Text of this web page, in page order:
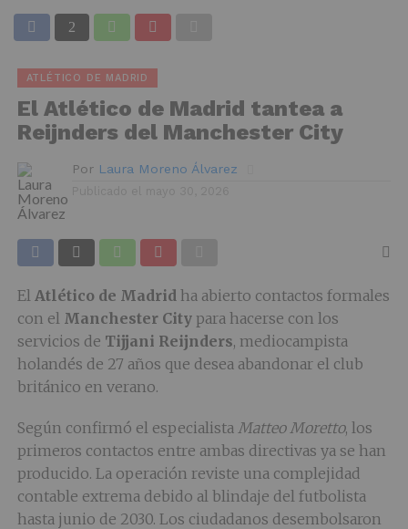
ATLÉTICO DE MADRID
El Atlético de Madrid tantea a
Reijnders del Manchester City
Por Laura Moreno Álvarez
El Atlético de Madridha abierto contactos formales
con el Manchester Citypara hacerse con los
servicios de Tijjani Reijnders, mediocampista
holandés de 27 años que desea abandonar el club
británico en verano.
Según confirmó el especialista Matteo Moretto, los
primeros contactos entre ambas directivas ya se han
producido. La operación reviste una complejidad
contable extrema debido al blindaje del futbolista
hasta junio de 2030. Los ciudadanos desembolsaron